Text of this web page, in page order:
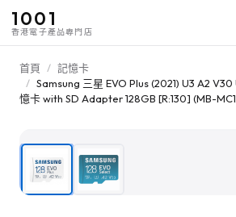
1001
香港電子產品專門店
首頁 / 記憶卡
/ Samsung 三星 EVO Plus (2021) U3 A2
憶卡 with SD Adapter 128GB [R:130] (MB-